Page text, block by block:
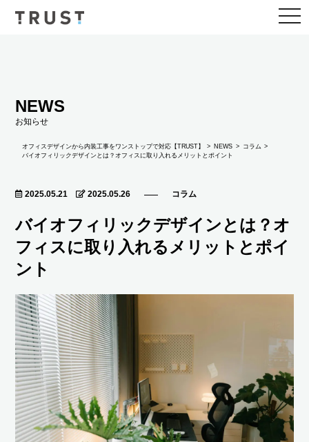
NEWS
お知らせ
オフィスデザインから内装工事をワンストップで対応【TRUST】 NEWS コラム
バイオフィリックデザインとは？オフィスに取り入れるメリットとポイント
2025.05.21 2025.05.26 コラム
バイオフィリックデザインとは？オ
フィスに取り入れるメリットとポイ
ント